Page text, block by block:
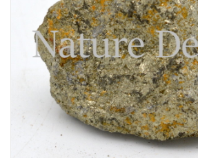
Lijsten & Stolpen
Schedels & skeletten
Huiden & vachten
Opgezette dieren